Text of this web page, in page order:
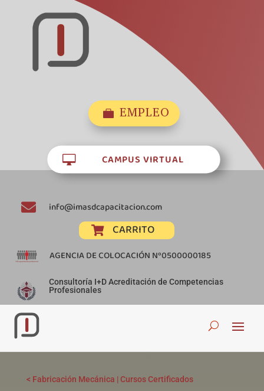
 EMPLEO
 CAMPUS VIRTUAL
 info@imasdcapacitacion.com
 CARRITO
AGENCIA DE COLOCACIÓN Nº0500000185
Consultoría I+D Acreditación de Competencias
Profesionales
< Fabricación Mecánica |Cursos Certificados